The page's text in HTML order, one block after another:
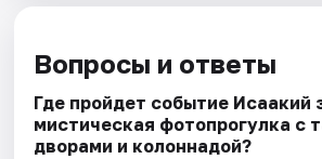
Вопросы и ответы
Где пройдет событие Исаакий
мистическая фотопрогулка с
дворами и колоннадой?